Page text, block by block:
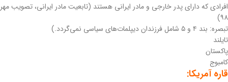
افرادی که دارای پدر خارجی و مادر ایرانی هستند (تابعیت مادر ایرانی، تصویب مهر
۹۸)
تبصره: بند ۴ و ۵ شامل فرزندان دیپلمات‌های سیاسی نمی‌گردد.)
تایلند
پاکستان
کامبوج
قاره آمریکا: